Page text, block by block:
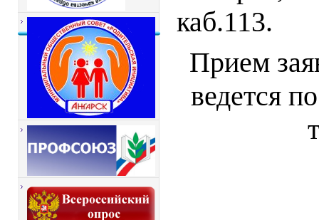
каб.113.
Прием
ведется